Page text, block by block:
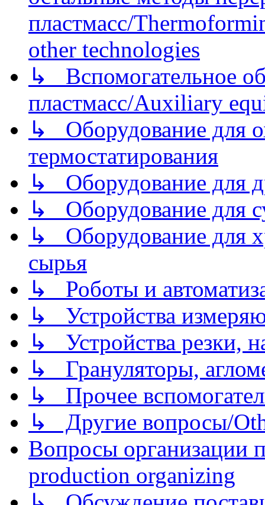
пластмасс/
other technologies
↳ Вспомогательное
пластмасс/Auxiliary
↳ Оборудование для
термостатирования
↳ Оборудование для
↳ Оборудование для
↳ Оборудование для
сырья
↳ Роботы и
↳ Устройства
↳ Устройства резки,
↳ Грануляторы,
↳ Прочее
↳ Другие вопросы/
Вопросы организации
production organizing